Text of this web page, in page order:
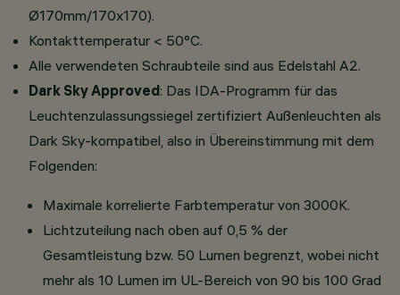
Ø170mm/170x170).
Kontakttemperatur < 50°C.
Alle verwendeten Schraubteile sind aus Edelstahl A2.
Dark Sky Approved: Das IDA-Programm für das
Leuchtenzulassungssiegel zertifiziert Außenleuchten als
Dark Sky-kompatibel, also in Übereinstimmung mit dem
Folgenden:
Maximale korrelierte Farbtemperatur von 3000K.
Lichtzuteilung nach oben auf 0,5 % der
Gesamtleistung bzw. 50 Lumen begrenzt, wobei nicht
mehr als 10 Lumen im UL-Bereich von 90 bis 100 Grad